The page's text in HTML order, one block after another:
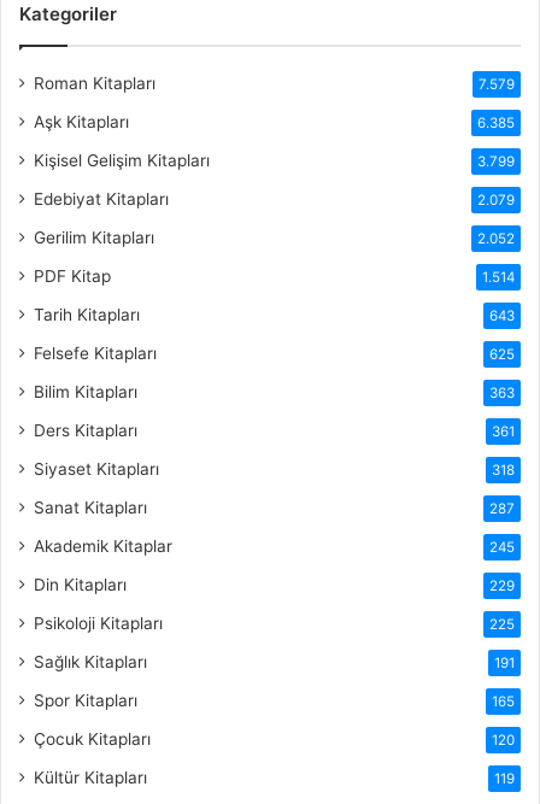
Kategoriler
Roman Kitapları 7.579
Aşk Kitapları 6.385
Kişisel Gelişim Kitapları 3.799
Edebiyat Kitapları 2.079
Gerilim Kitapları 2.052
PDF Kitap 1.514
Tarih Kitapları 643
Felsefe Kitapları 625
Bilim Kitapları 363
Ders Kitapları 361
Siyaset Kitapları 318
Sanat Kitapları 287
Akademik Kitaplar 245
Din Kitapları 229
Psikoloji Kitapları 225
Sağlık Kitapları 191
Spor Kitapları 165
Çocuk Kitapları 120
Kültür Kitapları 119